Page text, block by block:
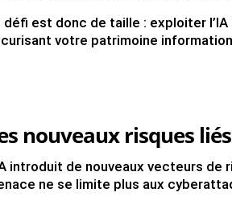
défi est donc de taille : exploiter
votre patrimoine
nouveaux risques liés
introduit de nouveaux vecteurs de
ne se limite plus aux